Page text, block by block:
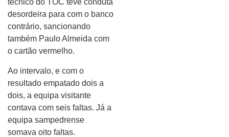
técnico do TOC teve conduta
desordeira para com o banco
contrário, sancionando
também Paulo Almeida com
o cartão vermelho.
Ao intervalo, e com o
resultado empatado dois a
dois, a equipa visitante
contava com seis faltas. Já a
equipa sampedrense
somava oito faltas.